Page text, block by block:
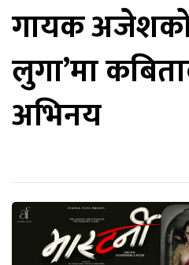
गायक
लुगा’मा
अभिनय